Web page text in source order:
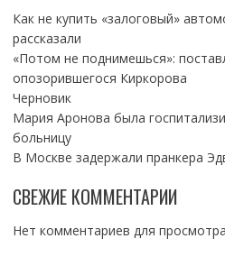
Как не купить «залоговый»
рассказали
«Потом не поднимешься»:
опозорившегося Киркорова
Черновик
Мария Аронова была
больницу
В Москве задержали пранкера
СВЕЖИЕ КОММЕНТАРИИ
Нет комментариев для